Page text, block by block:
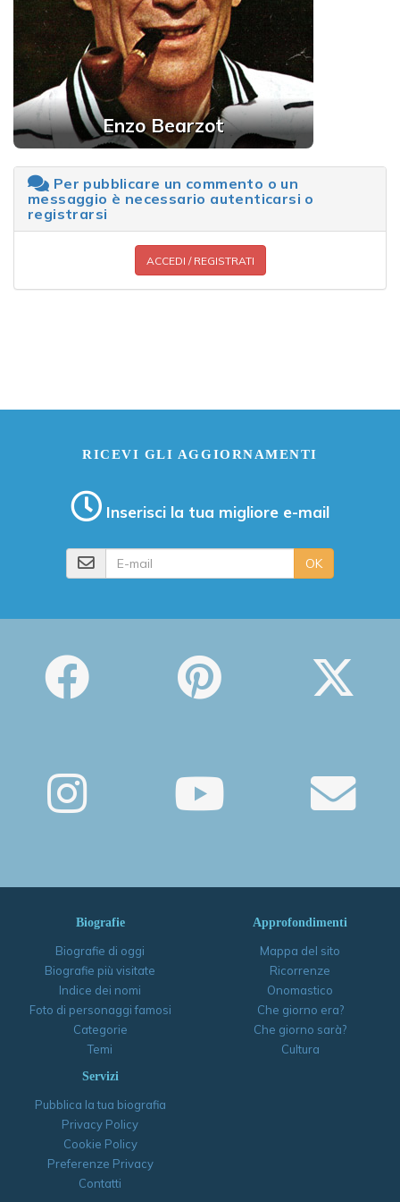
Enzo Bearzot
Per pubblicare un commento o un
messaggio è necessario autenticarsi o
registrarsi
ACCEDI / REGISTRATI
RICEVI GLI AGGIORNAMENTI
Inserisci la tua migliore e-mail
OK
Biografie
Biografie di oggi
Biografie più visitate
Indice dei nomi
Foto di personaggi famosi
Categorie
Temi
Approfondimenti
Mappa del sito
Ricorrenze
Onomastico
Che giorno era?
Che giorno sarà?
Cultura
Servizi
Pubblica la tua biografia
Privacy Policy
Cookie Policy
Preferenze Privacy
Contatti